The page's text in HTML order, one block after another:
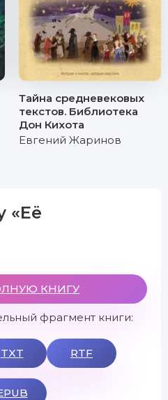
Тайна cредневековых
текстов. Библиотека
Дон Кихота
Евгений Жаринов
«Её
КНИГУ
фрагмент книги:
TXT RTF